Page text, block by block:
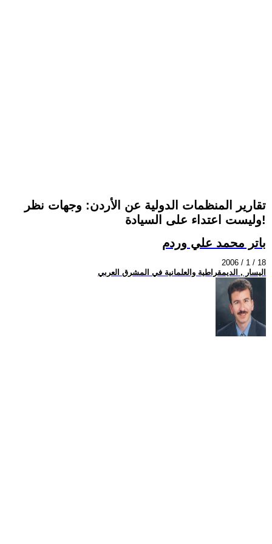
تقارير المنظمات الدولية عن الأردن: وجهات نظر
وليست اعتداء على السيادة!
باتر محمد علي وردم
2006 / 1 / 18
اليسار , الديمقراطية والعلمانية في المشرق العربي